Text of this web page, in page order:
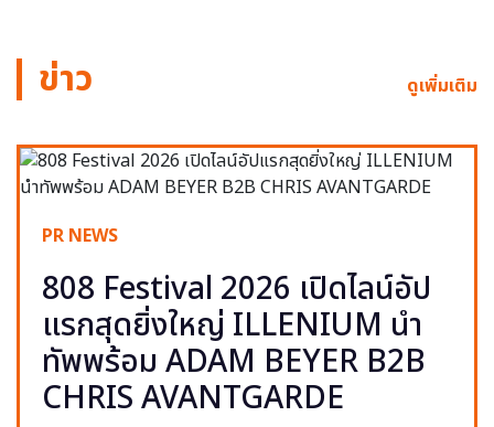
ข่าว ดูเพิ่มเติม
PR NEWS
808 Festival 2026 เปิดไลน์อัป
แรกสุดยิ่งใหญ่ ILLENIUM นำ
ทัพพร้อม ADAM BEYER B2B
CHRIS AVANTGARDE